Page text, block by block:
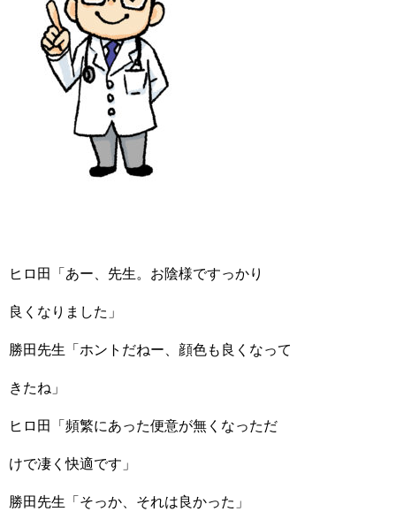
ヒロ田「あー、先生。お陰様ですっかり
良くなりました」
勝田先生「ホントだねー、顔色も良くなって
きたね」
ヒロ田「頻繁にあった便意が無くなっただ
けで凄く快適です」
勝田先生「そっか、それは良かった」